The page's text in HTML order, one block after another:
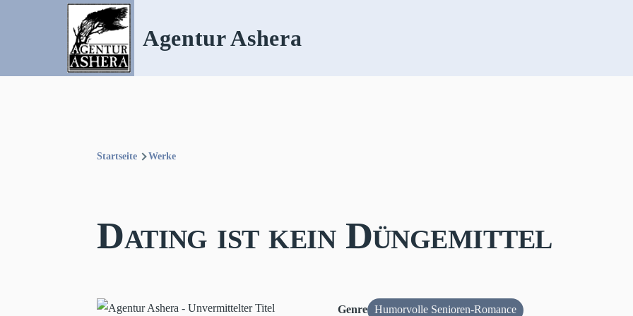
Direkt zum Inhalt
Agentur Ashera
Startseite Werke
Dating ist kein Düngemittel
Genre Humorvolle Senioren-Romance